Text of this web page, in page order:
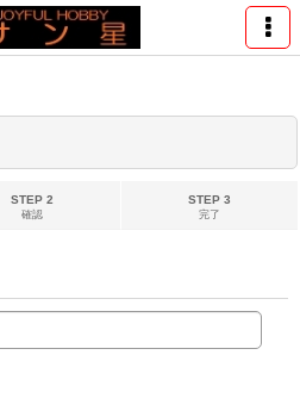
STEP 2
確認
STEP 3
完了